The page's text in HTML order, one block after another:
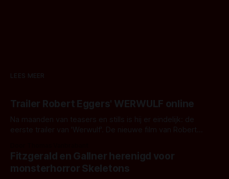
LEES MEER
Trailer Robert Eggers' WERWULF online
Na maanden van teasers en stills is hij er eindelijk: de
eerste trailer van 'Werwulf'. De nieuwe film van Robert
kille stijl vol folklore en mythe. Het topic deze keer is (kon
het het al raden?)... de weerwolf. Kijk je mee?
Fitzgerald en Gallner herenigd voor
monsterhorror Skeletons